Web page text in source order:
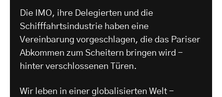
Die IMO, ihre Delegierten und die
Schifffahrtsindustrie haben eine
Vereinbarung vorgeschlagen, die das Pariser
Abkommen zum Scheitern bringen wird -
hinter verschlossenen Türen.
Wir leben in einer globalisierten Welt -